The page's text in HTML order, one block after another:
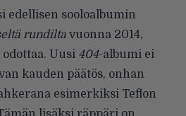
edellisen sooloalbumin
rundilta vuonna 2014,
Uusi 404-albumi ei
kauden päätös, onhan
esimerkiksi Teflon